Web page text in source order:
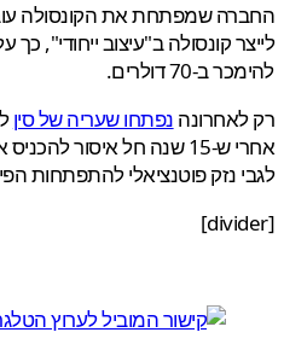
שמפתחת את הקונסולה עובדת
70 דולרים.
נפתחו שעריה של סין
אחרי ש-15 שנה חל איסור
נזק פוטנציאלי להתפתחות הפיזית